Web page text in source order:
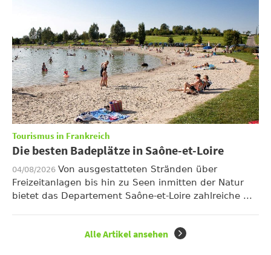
Tourismus in Frankreich
Die besten Badeplätze in Saône-et-Loire
04/08/2026 Von ausgestatteten Stränden über
Freizeitanlagen bis hin zu Seen inmitten der Natur
bietet das Departement Saône-et-Loire zahlreiche ...
Alle Artikel ansehen